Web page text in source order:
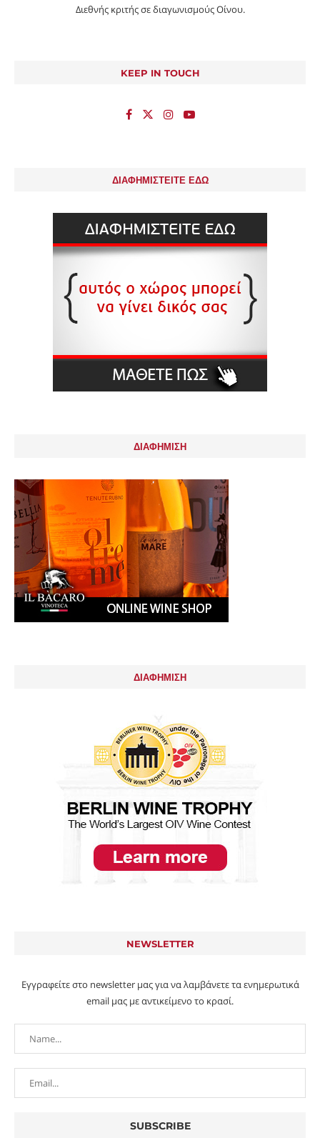
Διεθνής κριτής σε διαγωνισμούς Οίνου.
KEEP IN TOUCH
ΔΙΑΦΗΜΙΣΤΕΙΤΕ ΕΔΩ
ΔΙΑΦΗΜΙΣΗ
ΔΙΑΦΗΜΙΣΗ
NEWSLETTER
Εγγραφείτε στο newsletter μας για να λαμβάνετε τα ενημερωτικά
email μας με αντικείμενο το κρασί.